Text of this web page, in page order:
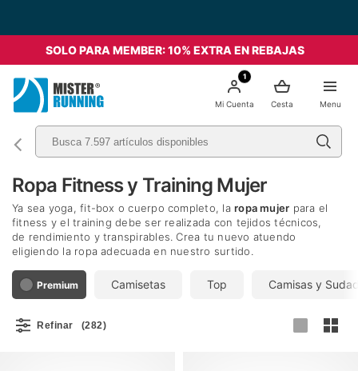
SOLO PARA MEMBER: 10% EXTRA EN REBAJAS
Menu
Cesta
1
Mi Cuenta
Ropa Fitness y Training Mujer
Ya sea yoga, fit-box o cuerpo completo, laropa mujer para el
fitness y el training debe ser realizada con tejidos técnicos,
de rendimiento y transpirables. Crea tu nuevo atuendo
eligiendo la ropa adecuada en nuestro surtido.
Premium Camisetas Top Camisas y
Refinar (282)